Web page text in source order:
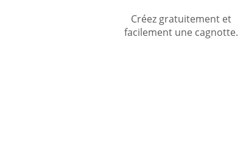
Créez gratuitement et
facilement une cagnotte.